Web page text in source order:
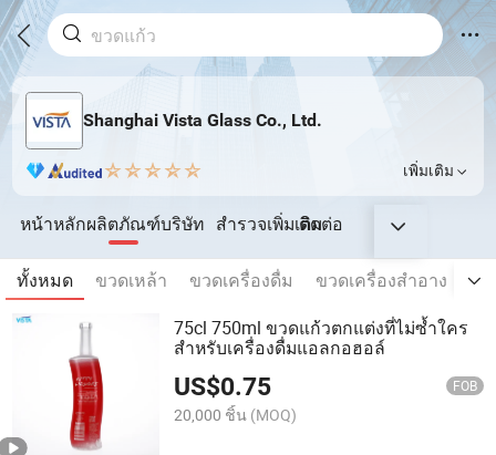
Shanghai Vista Glass Co., Ltd.
เพิ่มเติม
หน้าหลักผลิตภัณฑ์บริษัท สำรวจเพิ่มเติมติดต่อ
ทั้งหมด ขวดเหล้า ขวดเครื่องดื่ม ขวดเครื่องสำอาง
ขว
75cl 750ml ขวดแก้วตกแต่งที่ไม่ซ้ำใคร
สำหรับเครื่องดื่มแอลกอฮอล์
US$0.75 FOB
20,000 ชิ้น (MOQ)